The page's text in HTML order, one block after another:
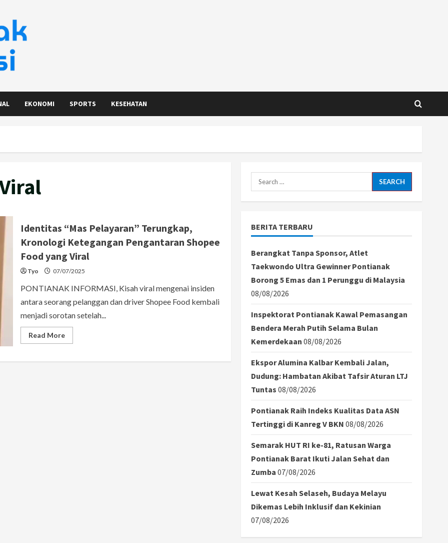
EKONOMI SPORTS KESEHATAN
Identitas “Mas Pelayaran” Terungkap,
Kronologi Ketegangan Pengantaran Shopee
Food yang Viral
Tyo 07/07/2025
PONTIANAK INFORMASI, Kisah viral mengenai insiden
antara seorang pelanggan dan driver Shopee Food kembali
menjadi sorotan setelah...
Read MoreRead
more
“Mas
Search
for:
BERITA TERBARU
Berangkat Tanpa Sponsor, Atlet
Taekwondo Ultra Gewinner Pontianak
Borong 5 Emas dan 1 Perunggu di Malaysia
08/08/2026
Inspektorat Pontianak Kawal Pemasangan
Bendera Merah Putih Selama Bulan
Kemerdekaan 08/08/2026
Ekspor Alumina Kalbar Kembali Jalan,
Dudung: Hambatan Akibat Tafsir Aturan LTJ
Tuntas 08/08/2026
Pontianak Raih Indeks Kualitas Data ASN
Tertinggi di Kanreg V BKN 08/08/2026
Semarak HUT RI ke-81, Ratusan Warga
Pontianak Barat Ikuti Jalan Sehat dan
Zumba 07/08/2026
Lewat Kesah Selaseh, Budaya Melayu
Dikemas Lebih Inklusif dan Kekinian
07/08/2026